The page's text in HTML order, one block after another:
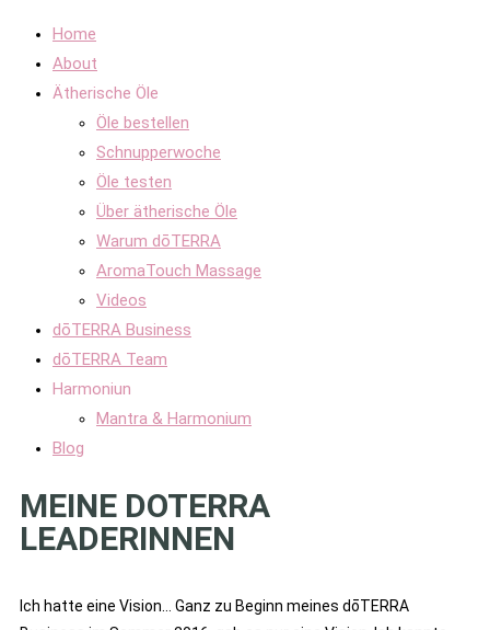
Home
About
Ätherische Öle
Öle bestellen
Schnupperwoche
Öle testen
Über ätherische Öle
Warum dōTERRA
AromaTouch Massage
Videos
dōTERRA Business
dōTERRA Team
Harmoniun
Mantra & Harmonium
Blog
MEINE DOTERRA
LEADERINNEN
Ich hatte eine Vision… Ganz zu Beginn meines dōTERRA